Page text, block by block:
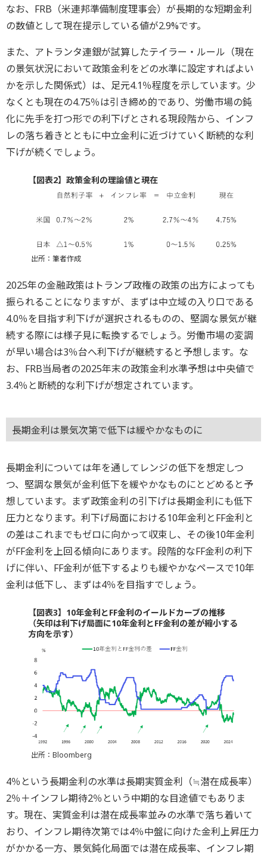
なお、FRB（米連邦準備制度理事会）が長期的な短期金利
の数値として現在提示している値が2.9%です。
また、アトランタ連銀が試算したテイラー・ルール（現在
の景気状況において政策金利をどの水準に設定すればよい
かを示した関係式）は、足元4.1％程度を示しています。少
なくとも現在の4.75％は引き締め的であり、労働市場の鈍
化に先手を打つ形での利下げとされる現段階から、インフ
レの落ち着きとともに中立金利に近づけていく断続的な利
下げが続くでしょう。
【図表2】政策金利の理論値と現在
出所：筆者作成
2025年の金融政策はトランプ政権の政策の出方によっても
振られることになりますが、まずは中立域の入り口である
4.0％を目指す利下げが選択されるものの、堅調な景気が継
続する際には様子見に転換するでしょう。労働市場の変調
が早い場合は3％台へ利下げが継続すると予想します。な
お、FRB当局者の2025年末の政策金利水準予想は中央値で
3.4％と断続的な利下げが想定されています。
長期金利は景気次第で低下は緩やかなものに
長期金利については年を通してレンジの低下を想定しつ
つ、堅調な景気が金利低下を緩やかなものにとどめると予
想しています。まず政策金利の引下げは長期金利にも低下
圧力となります。利下げ局面における10年金利とFF金利と
の差はこれまでもゼロに向かって収束し、その後10年金利
がFF金利を上回る傾向にあります。段階的なFF金利の利下
げに伴い、FF金利が低下するよりも緩やかなペースで10年
金利は低下し、まずは4％を目指すでしょう。
【図表3】10年金利とFF金利のイールドカーブの推移
（矢印は利下げ局面に10年金利とFF金利の差が縮小する
方向を示す）
出所：Bloomberg
4％という長期金利の水準は長期実質金利（≒潜在成長率）
2％＋インフレ期待2％という中期的な目途値でもありま
す。現在、実質金利は潜在成長率並みの水準で落ち着いて
おり、インフレ期待次第では4％中盤に向けた金利上昇圧力
がかかる一方、景気鈍化局面では潜在成長率、インフレ期